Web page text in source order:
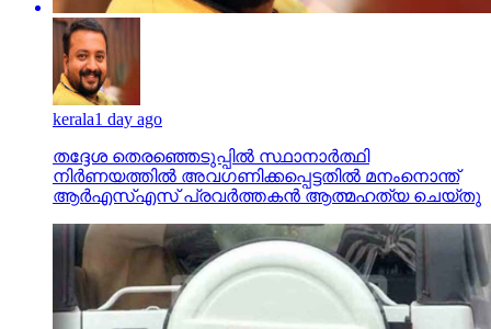
kerala1 day ago
തദ്ദേശ തെരഞ്ഞെടുപ്പില്‍ സ്ഥാനാര്‍ത്ഥി
നിര്‍ണയത്തില്‍ അവഗണിക്കപ്പെട്ടതില്‍ മനംനൊന്ത്
ആര്‍എസ്എസ് പ്രവര്‍ത്തകന്‍ ആത്മഹത്യ ചെയ്തു